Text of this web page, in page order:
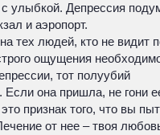
улыбкой. Депрессия
и аэропорт.
тех людей, кто не видит
ощущения
тот полуубий
она пришла, не гони
признак того, что вы
от нее – твоя